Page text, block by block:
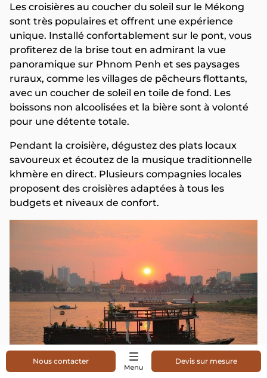
Les croisières au coucher du soleil sur le Mékong
sont très populaires et offrent une expérience
unique. Installé confortablement sur le pont, vous
profiterez de la brise tout en admirant la vue
panoramique sur Phnom Penh et ses paysages
ruraux, comme les villages de pêcheurs flottants,
avec un coucher de soleil en toile de fond. Les
boissons non alcoolisées et la bière sont à volonté
pour une détente totale.
Pendant la croisière, dégustez des plats locaux
savoureux et écoutez de la musique traditionnelle
khmère en direct. Plusieurs compagnies locales
proposent des croisières adaptées à tous les
budgets et niveaux de confort.
Nous contacter Devis sur mesure